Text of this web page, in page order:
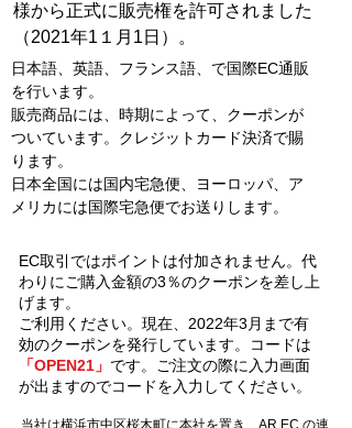
様から正式に販売権を許可されました
（2021年1１月1日）。
日本語、英語、フランス語、で国際EC通販
を行います。
​販売商品には、時期によって、クーポンが
ついています。クレジットカード決済で賜
ります。
日本全国には国内宅急便、ヨーロッパ、ア
メリカには国際宅急便でお送りします。
EC取引ではポイントは付加されません。代
わりにご購入金額の3％のクーポンを差し上
げます。
​ご利用ください。現在、2022年3月まで有
効のクーポンを発行しています。コードは
「OPEN21」 です。ご注文の際に入力画面
が出ますのでコードを入力してください。
当社は横浜市中区桜木町に本社を置き、AR,EC,の連